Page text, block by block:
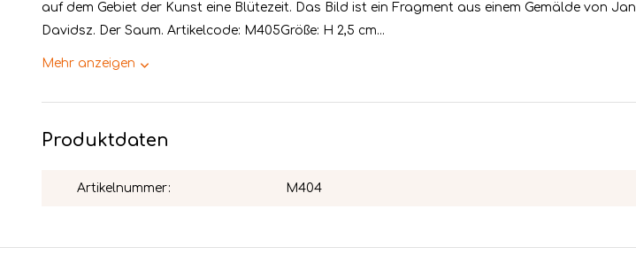
auf dem Gebiet der Kunst eine Blütezeit. Das Bild ist ein Fragment aus einem Gemälde von Jan
Davidsz. Der Saum. Artikelcode: M405Größe: H 2,5 cm...
Mehr anzeigen
Produktdaten
Artikelnummer: M404